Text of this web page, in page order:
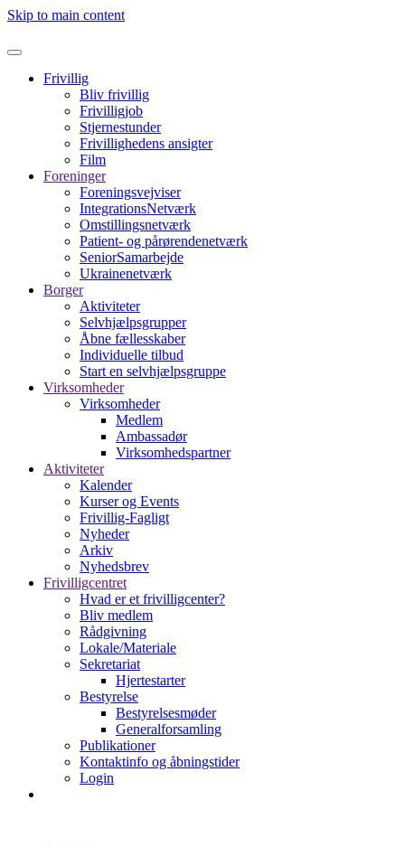
Skip to main content
Frivillig
Bliv frivillig
Frivilligjob
Stjernestunder
Frivillighedens ansigter
Film
Foreninger
Foreningsvejviser
IntegrationsNetværk
Omstillingsnetværk
Patient- og pårørendenetværk
SeniorSamarbejde
Ukrainenetværk
Borger
Aktiviteter
Selvhjælpsgrupper
Åbne fællesskaber
Individuelle tilbud
Start en selvhjælpsgruppe
Virksomheder
Virksomheder
Medlem
Ambassadør
Virksomhedspartner
Aktiviteter
Kalender
Kurser og Events
Frivillig-Fagligt
Nyheder
Arkiv
Nyhedsbrev
Frivilligcentret
Hvad er et frivilligcenter?
Bliv medlem
Rådgivning
Lokale/Materiale
Sekretariat
Hjertestarter
Bestyrelse
Bestyrelsesmøder
Generalforsamling
Publikationer
Kontaktinfo og åbningstider
Login